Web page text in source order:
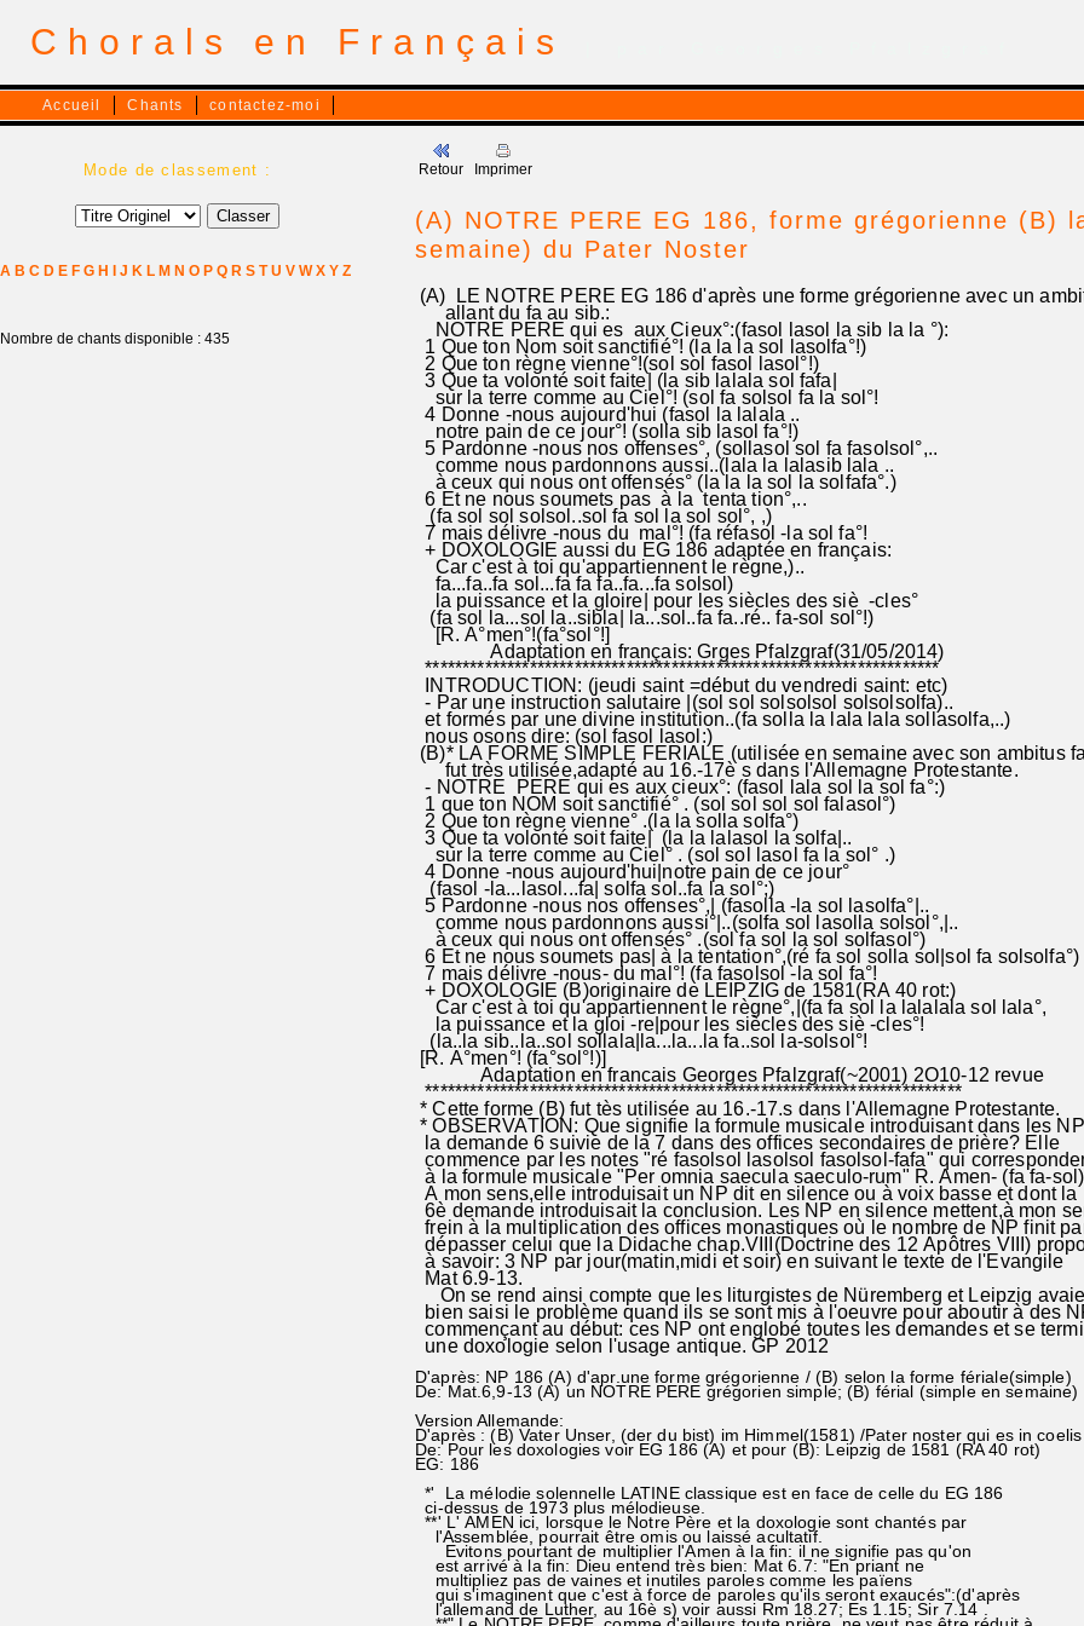
Chorals en Français
Accueil Chants contactez-moi
Mode de classement :
A B C D E F G H J K L M N O P Q R S T U V W X Y Z
Nombre de chants disponible : 435
Retour Imprimer
(A) NOTRE PERE EG 186, forme grégorienne (B)
semaine) du Pater Noster
(A) LE NOTRE PERE EG 186 d'après une forme grégorienne avec un
allant du fa au sib.:
NOTRE PERE qui es aux Cieux°:(fasol lasol la sib la la °):
1 Que ton Nom soit sanctifié°! (la la la sol lasolfa°!)
2 Que ton règne vienne°!(sol sol fasol lasol°!)
3 Que ta volonté soit faite| (la sib lalala sol fafa|
sur la terre comme au Ciel°! (sol fa solsol fa la sol°!
4 Donne -nous aujourd'hui (fasol la lalala ..
notre pain de ce jour°! (solla sib lasol fa°!)
5 Pardonne -nous nos offenses°, (sollasol sol fa fasolsol°,..
comme nous pardonnons aussi..(lala la lalasib lala ..
à ceux qui nous ont offensés° (la la la sol la solfafa°.)
6 Et ne nous soumets pas à la tenta tion°,..
(fa sol sol solsol..sol fa sol la sol sol°, ,)
7 mais délivre -nous du mal°! (fa réfasol -la sol fa°!
+ DOXOLOGIE aussi du EG 186 adaptée en français:
Car c'est à toi qu'appartiennent le règne,)..
fa...fa..fa sol...fa fa fa..fa...fa solsol)
la puissance et la gloire| pour les siècles des siè -cles°
(fa sol la...sol la..sibla| la...sol..fa fa..ré.. fa-sol sol°!)
[R. A°men°!(fa°sol°!]
Adaptation en français: Grges Pfalzgraf(31/05/2014)
*********************************************************************
INTRODUCTION: (jeudi saint =début du vendredi saint: etc)
- Par une instruction salutaire |(sol sol solsolsol solsolsolfa)..
et formés par une divine institution..(fa solla la lala lala sollasolfa,..)
nous osons dire: (sol fasol lasol:)
(B)* LA FORME SIMPLE FERIALE (utilisée en semaine avec son ambitus
fut très utilisée,adapté au 16.-17è s dans l'Allemagne Protestante.
- NOTRE PERE qui es aux cieux°: (fasol lala sol la sol fa°:)
1 que ton NOM soit sanctifié° . (sol sol sol sol falasol°)
2 Que ton règne vienne° .(la la solla solfa°)
3 Que ta volonté soit faite| (la la lalasol la solfa|..
sur la terre comme au Ciel° . (sol sol lasol fa la sol° .)
4 Donne -nous aujourd'hui|notre pain de ce jour°
(fasol -la...lasol...fa| solfa sol..fa la sol°;)
5 Pardonne -nous nos offenses°,| (fasolla -la sol lasolfa°|..
comme nous pardonnons aussi°|..(solfa sol lasolla solsol°,|..
à ceux qui nous ont offensés° .(sol fa sol la sol solfasol°)
6 Et ne nous soumets pas| à la tentation°,(ré fa sol solla sol|sol fa solsolfa°)
7 mais délivre -nous- du mal°! (fa fasolsol -la sol fa°!
+ DOXOLOGIE (B)originaire de LEIPZIG de 1581(RA 40 rot:)
Car c'est à toi qu'appartiennent le règne°,|(fa fa sol la lalalala sol lala°,
la puissance et la gloi -re|pour les siècles des siè -cles°!
(la..la sib..la..sol sollala|la...la...la fa..sol la-solsol°!
[R. A°men°! (fa°sol°!)]
Adaptation en francais Georges Pfalzgraf(~2001) 2O10-12
************************************************************************
* Cette forme (B) fut tès utilisée au 16.-17.s dans l'Allemagne Protestante.
* OBSERVATION: Que signifie la formule musicale introduisant dans les
la demande 6 suivie de la 7 dans des offices secondaires de prière? Elle
commence par les notes "ré fasolsol lasolsol fasolsol-fafa" qui
à la formule musicale "Per omnia saecula saeculo-rum" R. Amen- (fa fa-
A mon sens,elle introduisait un NP dit en silence ou à voix basse et dont la
6è demande introduisait la conclusion. Les NP en silence mettent,à mon
frein à la multiplication des offices monastiques où le nombre de NP finit
dépasser celui que la Didache chap.VIII(Doctrine des 12 Apôtres VIII)
à savoir: 3 NP par jour(matin,midi et soir) en suivant le texte de l'Evangile
Mat 6.9-13.
On se rend ainsi compte que les liturgistes de Nüremberg et Leipzig
bien saisi le problème quand ils se sont mis à l'oeuvre pour aboutir à des
commençant au début: ces NP ont englobé toutes les demandes et se
une doxologie selon l'usage antique. GP 2012
D'après: NP 186 (A) d'apr.une forme grégorienne / (B) selon la forme fériale(simple)
De: Mat.6,9-13 (A) un NOTRE PERE grégorien simple; (B) férial (simple en semaine)
Version Allemande:
D'après : (B) Vater Unser, (der du bist) im Himmel(1581) /Pater noster qui es in
De: Pour les doxologies voir EG 186 (A) et pour (B): Leipzig de 1581 (RA 40 rot)
EG: 186
*' La mélodie solennelle LATINE classique est en face de celle du EG 186
ci-dessus de 1973 plus mélodieuse.
**' L' AMEN ici, lorsque le Notre Père et la doxologie sont chantés par
l'Assemblée, pourrait être omis ou laissé acultatif.
Evitons pourtant de multiplier l'Amen à la fin: il ne signifie pas qu'on
est arrivé à la fin: Dieu entend très bien: Mat 6.7: "En priant ne
multipliez pas de vaines et inutiles paroles comme les païens
qui s'imaginent que c'est à force de paroles qu'ils seront exaucés":(d'après
l'allemand de Luther, au 16è s) voir aussi Rm 18.27; Es 1.15; Sir 7.14 .